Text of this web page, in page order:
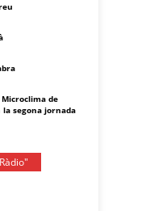
de
la segona jornada